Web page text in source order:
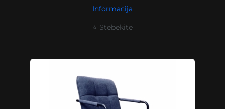
Informacija
⭐ Stebėkite